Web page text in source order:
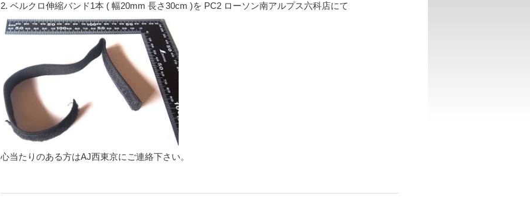
2. ベルクロ伸縮バンド1本 ( 幅20mm 長さ30cm )を PC2 ローソン南アルプス六科店にて
心当たりのある方はAJ西東京にご連絡下さい。